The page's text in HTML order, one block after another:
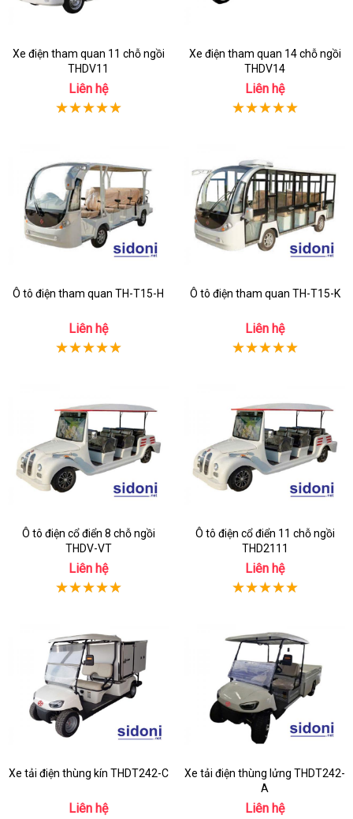
Xe điện tham quan 11 chỗ ngồi
THDV11
Liên hệ
Xe điện tham quan 14 chỗ ngồi
THDV14
Liên hệ
Ô tô điện tham quan TH-T15-H
Liên hệ
Ô tô điện tham quan TH-T15-K
Liên hệ
Ô tô điện cổ điển 8 chỗ ngồi
THDV-VT
Liên hệ
Ô tô điện cổ điển 11 chỗ ngồi
THD2111
Liên hệ
Xe tải điện thùng kín THDT242-C
Liên hệ
Xe tải điện thùng lửng THDT242-
A
Liên hệ